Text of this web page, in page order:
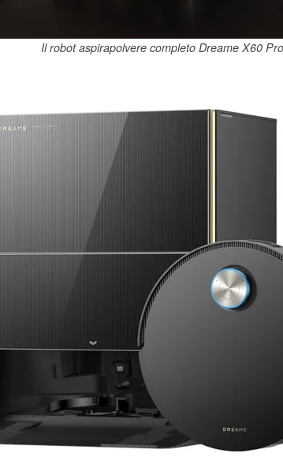
Il robot aspirapolvere completo Dreame X60